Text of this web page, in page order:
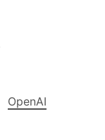
OpenAI